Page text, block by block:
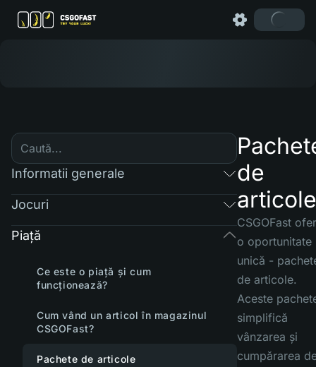
Informatii generale
Jocuri
Piaţă
Ce este o piață și cum
funcționează?
Cum vând un articol în magazinul
CSGOFast?
Pachete de articole
de
articole
CSGOFast
o oportunitate
unică -
de articole.
Aceste
simplifică
vânzarea și
cumpărarea